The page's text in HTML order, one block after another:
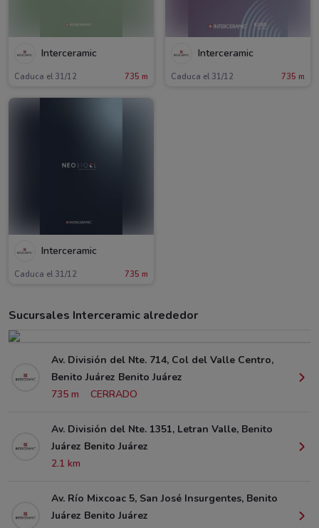
Interceramic
Caduca el 31/12 735 m
Interceramic
Caduca el 31/12 735 m
Interceramic
Caduca el 31/12 735 m
Sucursales Interceramic alrededor
Av. División del Nte. 714, Col del Valle Centro,
Benito Juárez Benito Juárez
735 m
CERRADO
Av. División del Nte. 1351, Letran Valle, Benito
Juárez Benito Juárez
2.1 km
Av. Río Mixcoac 5, San José Insurgentes, Benito
Juárez Benito Juárez